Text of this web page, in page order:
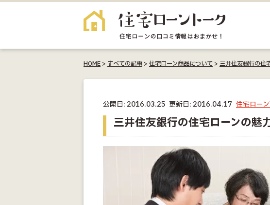
HOME > すべての記事 > 住宅ローン商品について > 三井住友銀行の住
公開日: 2016.03.25 更新日: 2016.04.17 住宅ロー
三井住友銀行の住宅ローンの魅